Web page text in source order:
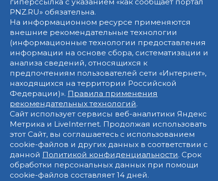
PNZ.RU» обязательна.
На информационном ресурсе применяются
внешние рекомендательные технологии
(информационные технологии предоставления
информации на основе сбора, систематизации и
анализа сведений, относящихся к
предпочтениям пользователей сети «Интернет»,
находящихся на территории Российской
Федерации)». Правила применения
рекомендательных технологий.
Сайт использует сервисы веб-аналитики Яндекс
Метрика и LiveInternet. Продолжая использовать
этот Сайт, вы соглашаетесь с использованием
cookie-файлов и других данных в соответствии с
данной Политикой конфиденциальности. Срок
обработки персональных данных при помощи
cookie-файлов составляет 14 дней.